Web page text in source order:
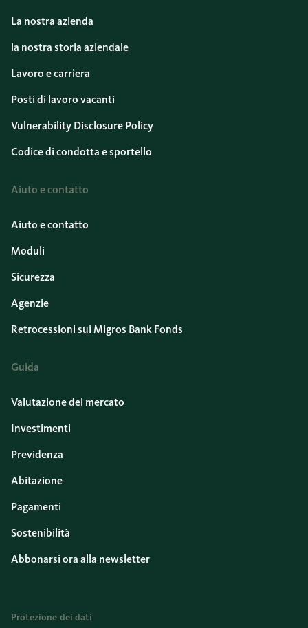
La nostra azienda
la nostra storia aziendale
Lavoro e carriera
Posti di lavoro vacanti
Vulnerability Disclosure Policy
Codice di condotta e sportello
Aiuto e contatto
Aiuto e contatto
Moduli
Sicurezza
Agenzie
Retrocessioni sui Migros Bank Fonds
Guida
Valutazione del mercato
Investimenti
Previdenza
Abitazione
Pagamenti
Sostenibilità
Abbonarsi ora alla newsletter
Protezione dei dati